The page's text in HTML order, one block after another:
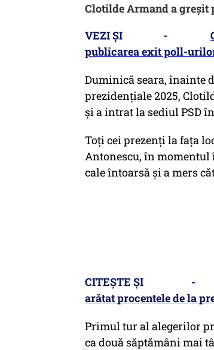
Clotilde Armand a greșit
VEZI ȘI -
publicarea exit poll-
Duminică seara, înainte
prezidențiale 2025,
și a intrat la sediul PSD
Toți cei prezenți la fața
Antonescu, în momentul
cale întoarsă și a mers
CITEȘTE
arătat procentele de la
Primul tur al alegerilor
ca două săptămâni mai